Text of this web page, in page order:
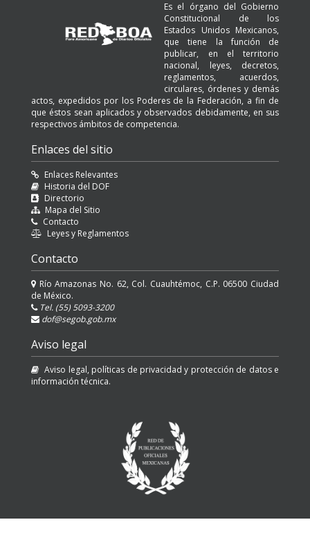
Es el órgano del Gobierno
Constitucional de los
Estados Unidos Mexicanos,
que tiene la función de
publicar, en el territorio
nacional, leyes, decretos,
reglamentos, acuerdos,
circulares, órdenes y demás
actos, expedidos por los Poderes de la Federación, a fin de
que éstos sean aplicados y observados debidamente, en sus
respectivos ámbitos de competencia.
Enlaces del sitio
Enlaces Relevantes
Historia del DOF
Directorio
Mapa del Sitio
Contacto
Leyes y Reglamentos
Contacto
Río Amazonas No. 62, Col. Cuauhtémoc, C.P. 06500 Ciudad
de México.
Tel. (55) 5093-3200
dof@segob.gob.mx
Aviso legal
Aviso legal, políticas de privacidad y protección de datos e
información técnica.